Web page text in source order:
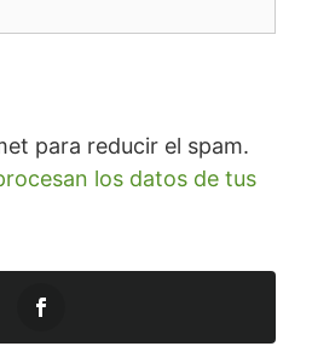
para reducir el spam.
los datos de tus